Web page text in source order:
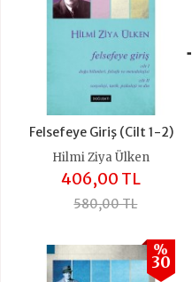
Felsefeye Giriş (Cilt 1-2)
Hilmi Ziya Ülken
406,00 TL
580,00 TL
+
%
30